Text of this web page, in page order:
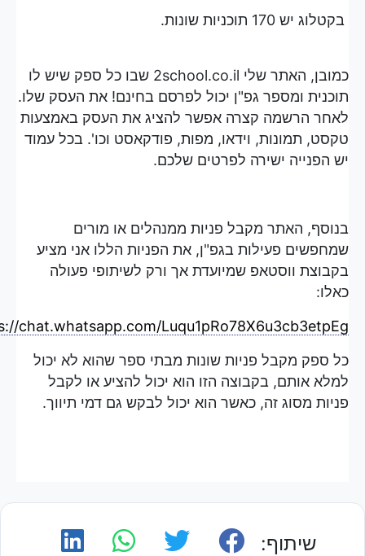
בקטלוג יש 170 תוכניות שונות.
כמובן, האתר שלי 2school.co.il שבו כל ספק שיש לו
תוכנית ומספר גפ"ן יכול לפרסם בחינם! את העסק שלו.
לאחר הרשמה קצרה אפשר להציג את העסק באמצעות
טקסט, תמונות, וידאו, מפות, פודקאסט וכו'. בכל עמוד
יש הפנייה ישירה לפרטים שלכם.
בנוסף, האתר מקבל פניות ממנהלים או מורים
שמחפשים פעילות בגפ"ן, את הפניות הללו אני מציע
בקבוצת ווסטאפ שמיועדת אך ורק לשיתופי פעולה
כאלו:
chat.whatsapp.com/Luqu1pRo78X6u3cb3etpEg
כל ספק מקבל פניות שונות מבתי ספר שהוא לא יכול
למלא אותם, בקבוצה הזו הוא יכול להציע או לקבל
פניות מסוג זה, כאשר הוא יכול לבקש גם דמי תיווך.
שיתוף: